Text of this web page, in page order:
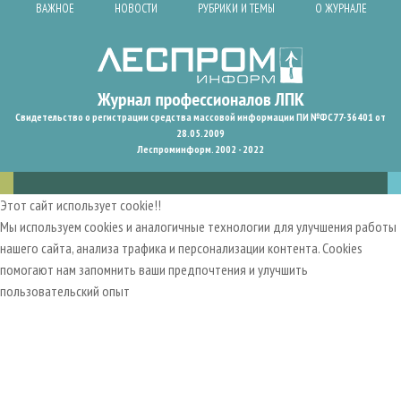
ВАЖНОЕ НОВОСТИ РУБРИКИ И ТЕМЫ О ЖУРНАЛЕ
Свидетельство о регистрации средства массовой информации ПИ №ФС77-36401 от
28.05.2009
Леспроминформ. 2002 - 2022
Этот сайт использует cookie!!
Мы используем cookies и аналогичные технологии для улучшения работы
нашего сайта, анализа трафика и персонализации контента. Cookies
помогают нам запомнить ваши предпочтения и улучшить
пользовательский опыт